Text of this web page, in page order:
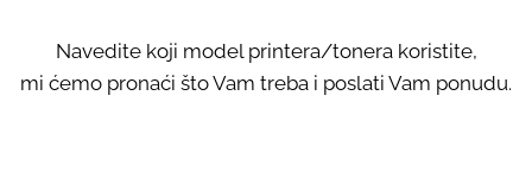
Navedite koji model printera/tonera koristite,
mi ćemo pronaći što Vam treba i poslati Vam ponudu.